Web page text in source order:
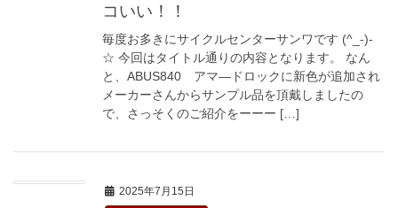
コいい！！
毎度お多きにサイクルセンターサンワです (^_-)-
☆ 今回はタイトル通りの内容となります。 なん
と、ABUS840 アマ―ドロックに新色が追加され
メーカーさんからサンプル品を頂戴しましたの
で、さっそくのご紹介をーーー […]
2025年7月15日